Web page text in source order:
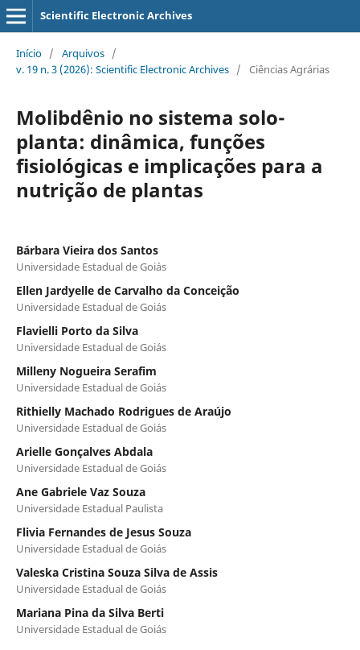
Scientific Electronic Archives
Início / Arquivos /
v. 19 n. 3 (2026): Scientific Electronic Archives / Ciências Agrárias
Molibdênio no sistema solo-
planta: dinâmica, funções
fisiológicas e implicações para a
nutrição de plantas
Bárbara Vieira dos Santos
Universidade Estadual de Goiás
Ellen Jardyelle de Carvalho da Conceição
Universidade Estadual de Goiás
Flavielli Porto da Silva
Universidade Estadual de Goiás
Milleny Nogueira Serafim
Universidade Estadual de Goiás
Rithielly Machado Rodrigues de Araújo
Universidade Estadual de Goiás
Arielle Gonçalves Abdala
Universidade Estadual de Goiás
Ane Gabriele Vaz Souza
Universidade Estadual Paulista
Flivia Fernandes de Jesus Souza
Universidade Estadual de Goiás
Valeska Cristina Souza Silva de Assis
Universidade Estadual de Goiás
Mariana Pina da Silva Berti
Universidade Estadual de Goiás